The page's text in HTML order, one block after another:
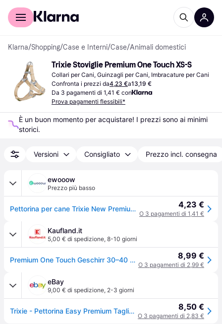
Per il tuo shopping
Klarna/Shopping/Case e Interni/Case/Animali domestici
Trixie Stoviglie Premium One Touch XS-S
Collari per Cani, Guinzagli per Cani, Imbracature per Cani
Confronta i prezzi da4,23 €a13,19 €
Da 3 pagamenti di 1,41 € con
Prova pagamenti flessibili*
È un buon momento per acquistare! I prezzi sono ai minimi
storici.
Versioni Consigliato Prezzo incl. consegna
ewooow
Prezzo più basso
Pettorina per cane Trixie New Premium Rosso 4,23 €
O 3 pagamenti di 1,41 €
Kaufland.it
5,00 € di spedizione, 8-10 giorni
Premium One Touch Geschirr 30–40 cm/10 mm rot 8,99 €
O 3 pagamenti di 2,99 €
eBay
9,00 € di spedizione, 2-3 giorni
Trixie - Pettorina Easy Premium Taglie Dalla Xs Alla Xl Colori Assortiti 8,50 €
O 3 pagamenti di 2,83 €